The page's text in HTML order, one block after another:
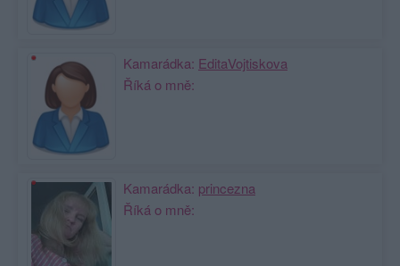
Kamarádka: EditaVojtiskova
Říká o mně:
Kamarádka: princezna
Říká o mně: